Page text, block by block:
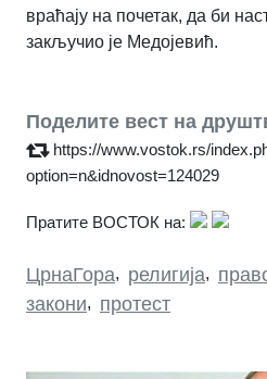
враћају на почетак, да би
закључио је Медојевић.
Поделите вест на
https://www.vostok.rs/
option=n&idnovost=124029
Пратите ВОСТОК на:
ЦрнаГора, религија,
закони, протест